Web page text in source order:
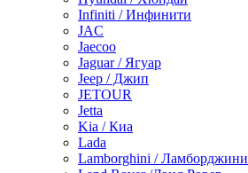
Infiniti / Инфинити
JAC
Jaecoo
Jaguar / Ягуар
Jeep / Джип
JETOUR
Jetta
Kia / Киа
Lada
Lamborghini / Ламборджини